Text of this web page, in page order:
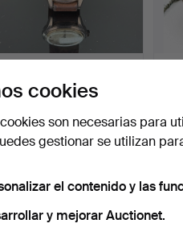
acero Omega
10 pujas
233 USD
5
53
cookies
son necesarias para
gestionar se utilizan
el contenido y las
y mejorar Auctionet.